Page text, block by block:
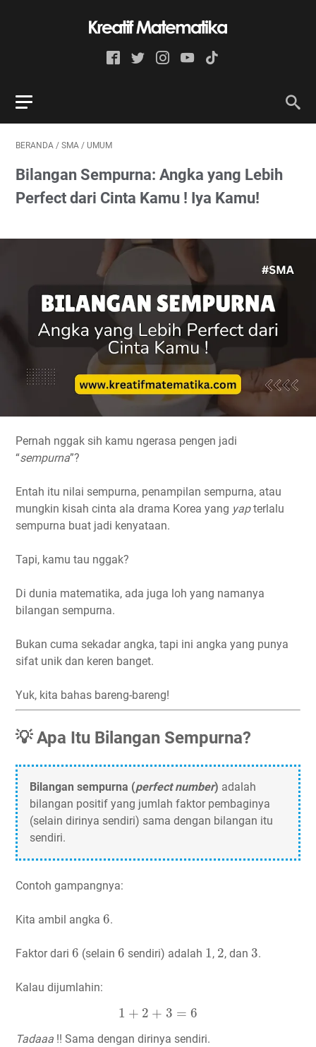
BERANDA / SMA / UMUM
Bilangan Sempurna: Angka yang Lebih
Perfect dari Cinta Kamu ! Iya Kamu!
Pernah nggak sih kamu ngerasa pengen jadi
“sempurna”?
Entah itu nilai sempurna, penampilan sempurna, atau
mungkin kisah cinta ala drama Korea yang yapterlalu
sempurna buat jadi kenyataan.
Tapi, kamu tau nggak?
Di dunia matematika, ada juga loh yang namanya
bilangan sempurna.
Bukan cuma sekadar angka, tapi ini angka yang punya
sifat unik dan keren banget.
Yuk, kita bahas bareng-bareng!
💡 Apa Itu Bilangan Sempurna?
Bilangan sempurna (perfect number) adalah
bilangan positif yang jumlah faktor pembaginya
(selain dirinya sendiri) sama dengan bilangan itu
sendiri.
Contoh gampangnya:
Kita ambil angka 6
6.
Faktor dari 6
6 (selain 6
6 sendiri) adalah 1
1 , 2
2, dan 3
3.
Kalau dijumlahin:
1 + 2 + 3 = 6
1 +2 + 3=
Tadaaa !! Sama dengan dirinya sendiri.